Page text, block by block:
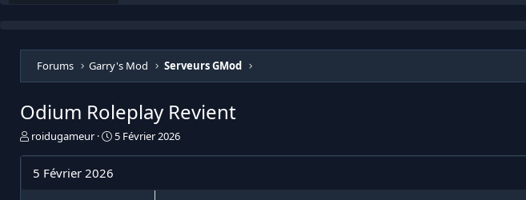
Forums Garry's Mod Serveurs GMod
Odium Roleplay Revient
I
t
roidugameur
D
5 Février 2026
5 Février 2026